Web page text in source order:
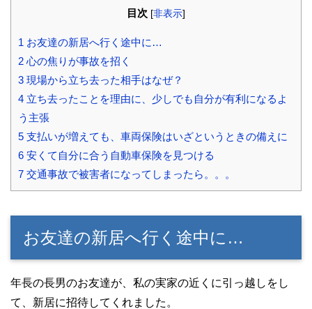
目次 [非表示]
1 お友達の新居へ行く途中に…
2 心の焦りが事故を招く
3 現場から立ち去った相手はなぜ？
4 立ち去ったことを理由に、少しでも自分が有利になるよ
う主張
5 支払いが増えても、車両保険はいざというときの備えに
6 安くて自分に合う自動車保険を見つける
7 交通事故で被害者になってしまったら。。。
お友達の新居へ行く途中に…
年長の長男のお友達が、私の実家の近くに引っ越しをし
て、新居に招待してくれました。